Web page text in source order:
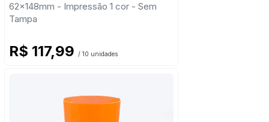
62x148mm - Impressão 1 cor - Sem
Tampa
R$ 117,99 / 10 unidades